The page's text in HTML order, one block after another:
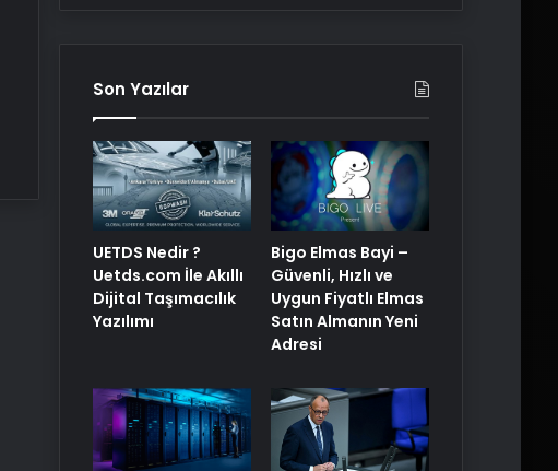
Son Yazılar
UETDS Nedir ?
Uetds.com İle Akıllı
Dijital Taşımacılık
Yazılımı
Bigo Elmas Bayi –
Güvenli, Hızlı ve
Uygun Fiyatlı Elmas
Satın Almanın Yeni
Adresi